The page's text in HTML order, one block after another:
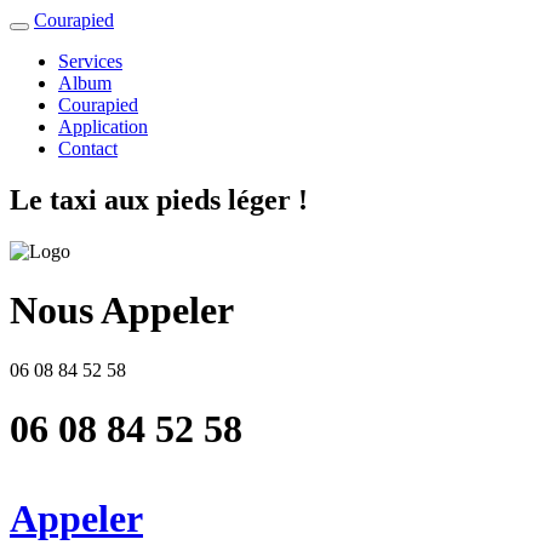
Courapied
Services
Album
Courapied
Application
Contact
Le taxi aux pieds léger !
Nous Appeler
06 08 84 52 58
06 08 84 52 58
Appeler